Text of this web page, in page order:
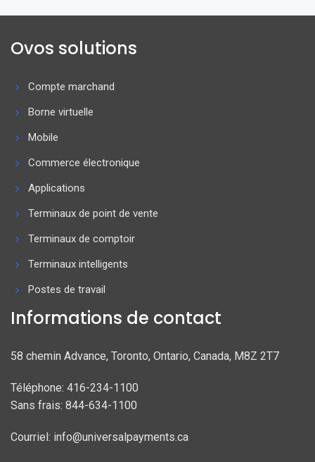
Ovos solutions
Compte marchand
Borne virtuelle
Mobile
Commerce électronique
Applications
Terminaux de point de vente
Terminaux de comptoir
Terminaux intelligents
Postes de travail
Informations de contact
58 chemin Advance, Toronto, Ontario, Canada, M8Z 2T7
Téléphone: 416-234-1100
Sans frais: 844-634-1100
Courriel: info@universalpayments.ca